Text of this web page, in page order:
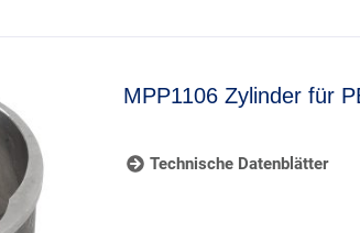
MPP1106 Zylinder für
Technische Datenblätter